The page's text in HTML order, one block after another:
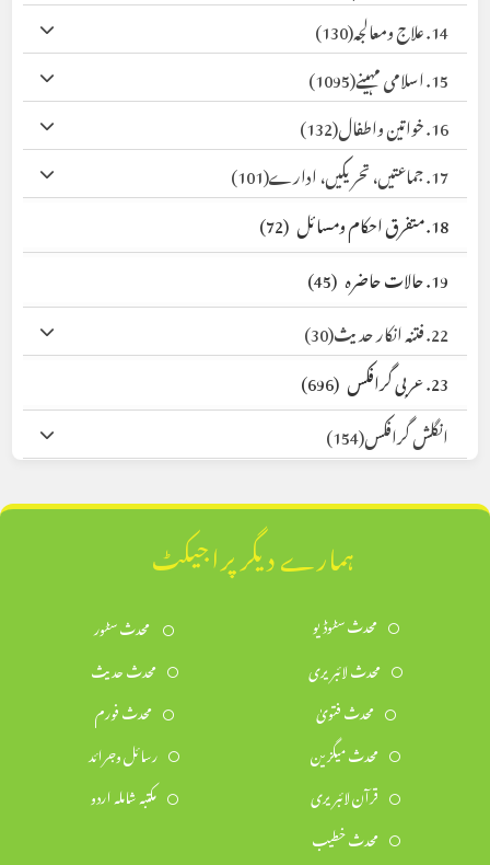
14. علاج ومعالجہ
(130)
15. اسلامی مہینے
(1095)
16. خواتین واطفال
(132)
17. جماعتیں، تحریکیں، ادارے
(101)
18. متفرق احکام ومسائل
(72)
19. حالات حاضرہ
(45)
22. فتنہ انکار حدیث
(30)
23. عربی گرافکس
(696)
انگلش گرافکس(154)
ہمارے دیگر پراجیکٹ
محدث سٹوڈیو
محدث سٹور
محدث لائبریری
محدث حدیث
محدث فتویٰ
محدث فورم
محدث میگزین
رسائل وجرائد
قرآن لائبریری
مکتبہ شاملہ اردو
محدث خطیب